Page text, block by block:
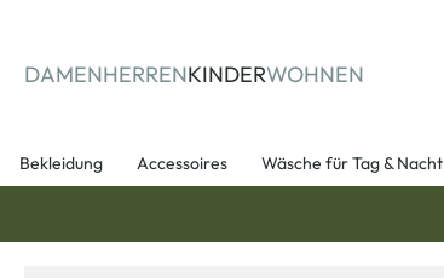
DAMENHERRENKINDERWOHNEN
Bekleidung Accessoires Wäsche für Tag & Nacht